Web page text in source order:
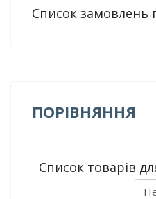
Список замовлень
ПОРІВНЯННЯ
Список товарів